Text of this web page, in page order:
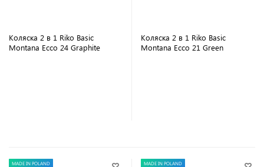
Коляска 2 в 1 Riko Basic
Montana Ecco 24 Graphite
Коляска 2 в 1 Riko Basic
Montana Ecco 21 Green
MADE IN POLAND MADE IN POLAND